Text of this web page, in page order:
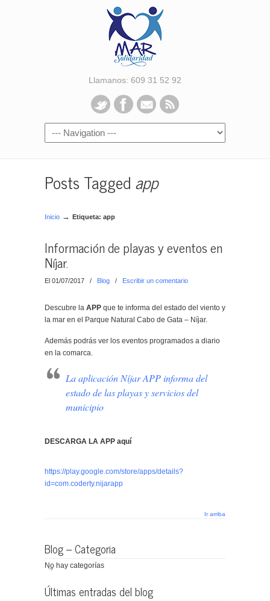
Llamanos: 609 31 52 92
Posts Tagged app
Inicio → Etiqueta: app
Información de playas y eventos en
Níjar.
El 01/07/2017 / Blog / Escribir un comentario
Descubre la APP que te informa del estado del viento y
la mar en el Parque Natural Cabo de Gata – Níjar.
Además podrás ver los eventos programados a diario
en la comarca.
La aplicación Níjar APP informa del
estado de las playas y servicios del
municipio
DESCARGA LA APP aquí
https://play.google.com/store/apps/details?
id=com.coderty.nijarapp
Ir arriba
Blog – Categoria
No hay categorías
Últimas entradas del blog